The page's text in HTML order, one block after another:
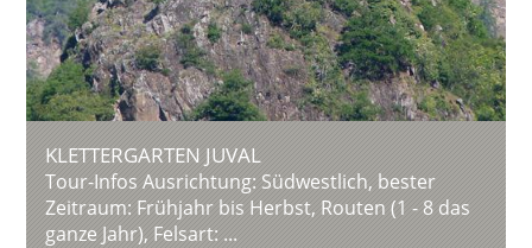
KLETTERGARTEN JUVAL
Tour-Infos Ausrichtung: Südwestlich, bester
Zeitraum: Frühjahr bis Herbst, Routen (1 - 8 das
ganze Jahr), Felsart: ...